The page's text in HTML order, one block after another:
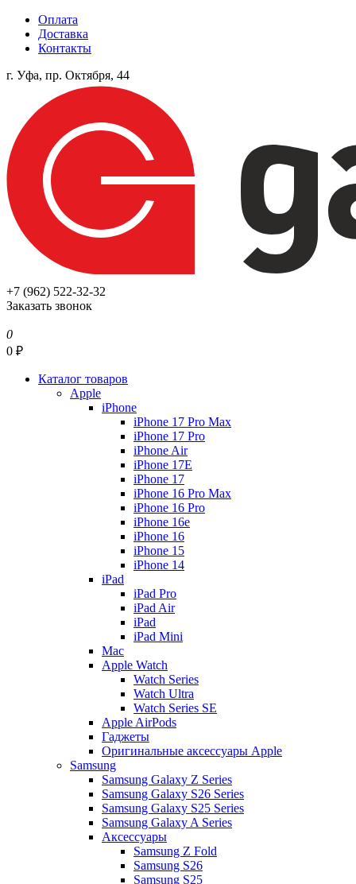
Оплата
Доставка
Контакты
г. Уфа, пр. Октября, 44
+7 (962) 522-32-32
Заказать звонок
0
0 ₽
Каталог товаров
Apple
iPhone
iPhone 17 Pro Max
iPhone 17 Pro
iPhone Air
iPhone 17E
iPhone 17
iPhone 16 Pro Max
iPhone 16 Pro
iPhone 16e
iPhone 16
iPhone 15
iPhone 14
iPad
iPad Pro
iPad Air
iPad
iPad Mini
Mac
Apple Watch
Watch Series
Watch Ultra
Watch Series SE
Apple AirPods
Гаджеты
Оригинальные аксессуары Apple
Samsung
Samsung Galaxy Z Series
Samsung Galaxy S26 Series
Samsung Galaxy S25 Series
Samsung Galaxy A Series
Аксессуары
Samsung Z Fold
Samsung S26
Samsung S25